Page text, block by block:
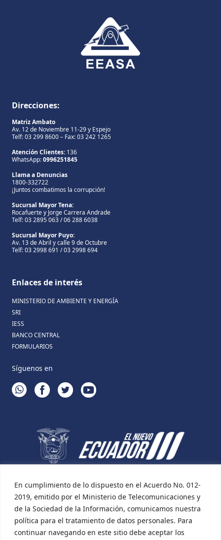
En cumplimiento de lo dispuesto en el Acuerdo No. 012-
2019, emitido por el Ministerio de Telecomunicaciones y
de la Sociedad de la Información, comunicamos nuestra
política para el tratamiento de datos personales. Para
continuar navegando en este sitio debe aceptar los
Direcciones:
Matriz Ambato
Av. 12 de Noviembre 11-29 y Espejo
Telf: 03 299 8600 – Fax: 03 242 1265
Atención Clientes: 136
WhatsApp:0996251845
Llama a Denuncias
1800-332722
¡Juntos combatimos la corrupción!
Sucursal Mayor Tena:
Rocafuerte y Jorge Carrera Andrade
Telf: 03 2895 063 / 06 288 6038
Sucursal Mayor Puyo:
Av. 13 de Abril y calle 9 de Octubre
Telf: 03 2998 691 / 03 2998 694
Enlaces de interés
MINISTERIO DE AMBIENTE Y ENERGÍA
SRI
IESS
BANCO CENTRAL
FORMULARIOS
Síguenos en
WHATSAPPFACEBOOKTWITTERYOUTUBE